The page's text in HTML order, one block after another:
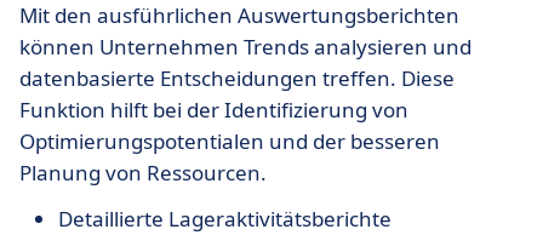
Mit den ausführlichen Auswertungsberichten
können Unternehmen Trends analysieren und
datenbasierte Entscheidungen treffen. Diese
Funktion hilft bei der Identifizierung von
Optimierungspotentialen und der besseren
Planung von Ressourcen.
Detaillierte Lageraktivitätsberichte